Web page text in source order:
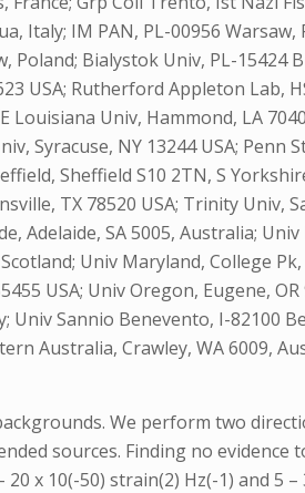
Italy; IM PAN, PL-00956 Warsaw,
Bialystok Univ, PL-15424
USA; Rutherford Appleton Lab,
Louisiana Univ, Hammond, LA
Syracuse, NY 13244 USA; Penn
Sheffield S10 2TN, S
TX 78520 USA; Trinity Univ,
Adelaide, SA 5005, Australia;
Univ Maryland, College
USA; Univ Oregon, Eugene, OR
Univ Sannio Benevento, I-82100
Australia, Crawley, WA 6009,
We perform two
sources. Finding no evidence
x 10(-50) strain(2) Hz(-1) and 5